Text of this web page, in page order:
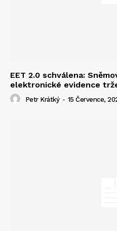
EET 2.0 schválena:
elektronické evidence
Petr Krátký - 15 Července,